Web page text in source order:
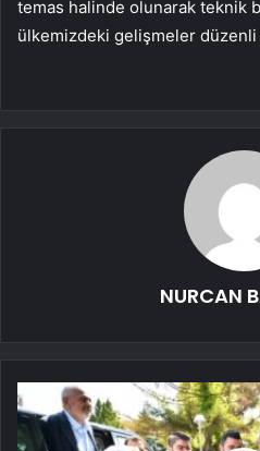
temas halinde olunarak teknik
ülkemizdeki gelişmeler düzenli
NURCAN